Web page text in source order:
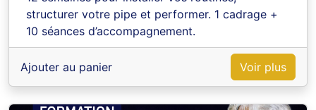
structurer votre pipe et performer. 1 cadrage +
10 séances d’accompagnement.
Ajouter au panier Voir plus